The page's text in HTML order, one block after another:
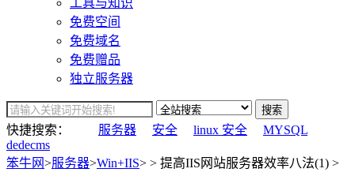
工具与知识
免费空间
免费域名
免费赠品
独立服务器
搜索
快捷搜索： 服务器 安全 linux 安全
MYSQL
dedecms
笨牛网>服务器>Win+IIS> > 提高IIS网站服务器效率八法(1) >